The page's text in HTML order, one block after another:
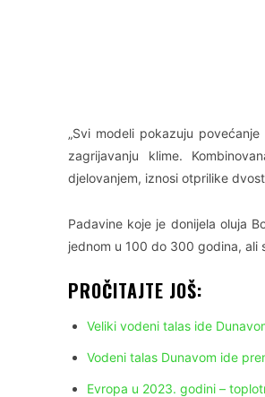
„Svi modeli pokazuju
zagrijavanju klime.
djelovanjem, iznosi otprilike
Padavine koje je donijela oluja
jednom u 100 do 300 godina, ali
PROČITAJTE JOŠ:
Veliki vodeni talas ide
Vodeni talas Dunavom ide
Evropa u 2023. godini –